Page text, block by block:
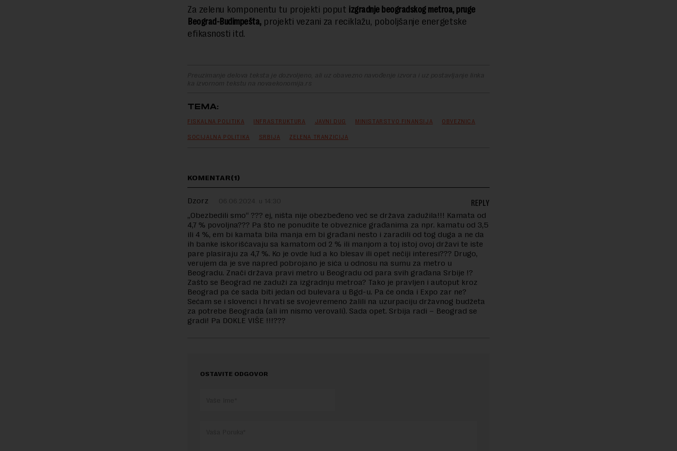
Za zelenu komponentu tu projekti poput izgradnje beogradskog metroa, pruge
Beograd-Budimpešta,projekti vezani za reciklažu, poboljšanje energetske
efikasnosti itd.
Preuzimanje delova teksta je dozvoljeno, ali uz obavezno navođenje izvora i uz postavljanje linka
ka izvornom tekstu na novaekonomija.rs
TEMA:
FISKALNA POLITIKA INFRASTRUKTURA JAVNI DUG MINISTARSTVO FINANSIJA OBVEZNICA
SOCIJALNA POLITIKA SRBIJA ZELENA TRANZICIJA
KOMENTAR(1)
Dzorz 06.06.2024. u 14:30
„Obezbedili smo“ ??? ej, ništa nije obezbeđeno već se država zadužila!!! Kamata od
4,7 % povoljna??? Pa što ne ponudite te obveznice građanima za npr. kamatu od 3,5
ili 4 %, em bi kamata bila manja em bi građani nesto i zaradili od tog duga a ne da
ih banke iskorišćavaju sa kamatom od 2 % ili manjom a toj istoj ovoj državi te iste
pare plasiraju za 4,7 %. Ko je ovde lud a ko blesav ili opet nečiji interesi??? Drugo,
verujem da je sve napred pobrojano je sića u odnosu na sumu za metro u
Beogradu. Znači država pravi metro u Beogradu od para svih građana Srbije !?
Zašto se Beograd ne zaduži za izgradnju metroa? Tako je pravljen i autoput kroz
Beograd pa će sada biti jedan od bulevara u Bgd-u. Pa će onda i Expo zar ne?
Sećam se i slovenci i hrvati se svojevremeno žalili na uzurpaciju državnog budžeta
za potrebe Beograda (ali im nismo verovali). Sada opet. Srbija radi – Beograd se
gradi! Pa DOKLE VIŠE !!!???
REPLY
OSTAVITE ODGOVOR